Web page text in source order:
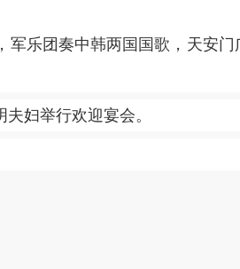
团奏中韩两国国歌，天安门
妇举行欢迎宴会。